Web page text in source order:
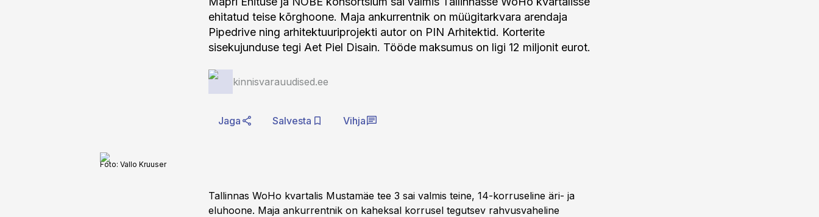
ehitatud teise kõrghoone. Maja ankurrentnik on müügitarkvara arendaja
Pipedrive ning arhitektuuriprojekti autor on PIN Arhitektid. Korterite
sisekujunduse tegi Aet Piel Disain. Tööde maksumus on ligi 12 miljonit eurot.
kinnisvarauudised.ee
Jaga Salvesta Vihja
Foto: Vallo Kruuser
Tallinnas WoHo kvartalis Mustamäe tee 3 sai valmis teine, 14-korruseline äri- ja
eluhoone. Maja ankurrentnik on kaheksal korrusel tegutsev rahvusvaheline